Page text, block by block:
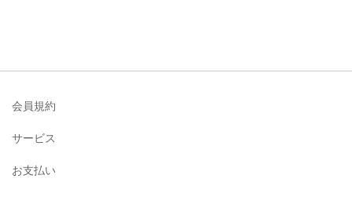
会員規約
サービス
お支払い